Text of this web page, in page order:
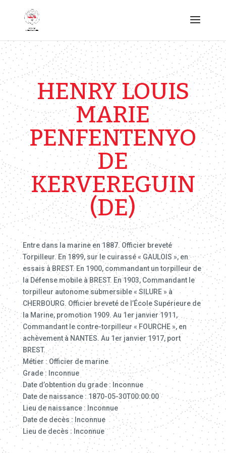
HENRY LOUIS
MARIE
PENFENTENYO
DE
KERVEREGUIN
(DE)
Entre dans la marine en 1887. Officier breveté
Torpilleur. En 1899, sur le cuirassé « GAULOIS », en
essais à BREST. En 1900, commandant un torpilleur de
la Défense mobile à BREST. En 1903, Commandant le
torpilleur autonome submersible « SILURE » à
CHERBOURG. Officier breveté de l’École Supérieure de
la Marine, promotion 1909. Au 1er janvier 1911,
Commandant le contre-torpilleur « FOURCHE », en
achèvement à NANTES. Au 1er janvier 1917, port
BREST.
Métier : Officier de marine
Grade : Inconnue
Date d’obtention du grade : Inconnue
Date de naissance : 1870-05-30T00:00:00
Lieu de naissance : Inconnue
Date de decès : Inconnue
Lieu de decès : Inconnue